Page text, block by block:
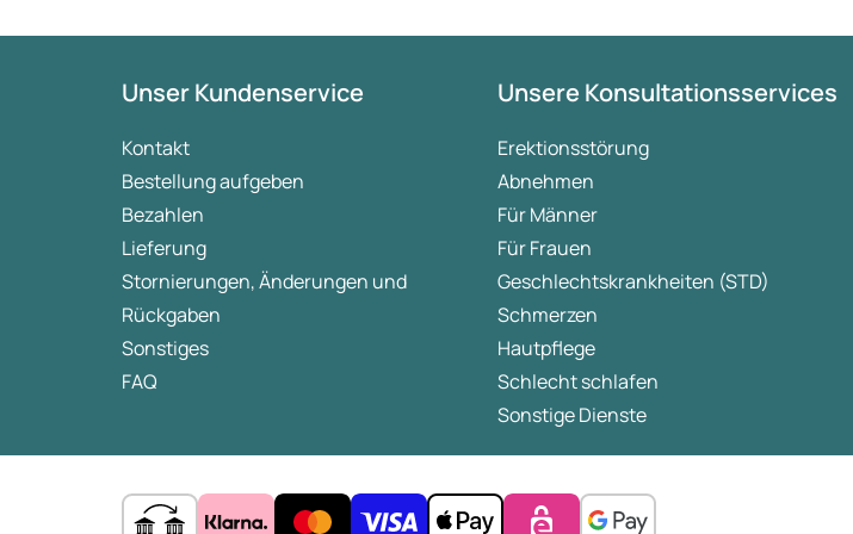
Unser Kundenservice
Kontakt
Bestellung aufgeben
Bezahlen
Lieferung
Stornierungen, Änderungen und
Rückgaben
Sonstiges
FAQ
Unsere Konsultationsservices
Erektionsstörung
Abnehmen
Für Männer
Für Frauen
Geschlechtskrankheiten (STD)
Schmerzen
Hautpflege
Schlecht schlafen
Sonstige Dienste